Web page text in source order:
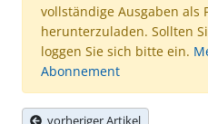
vollständige Ausgaben als
herunterzuladen. Sollten
loggen Sie sich bitte ein.
Abonnement
vorheriger Artikel